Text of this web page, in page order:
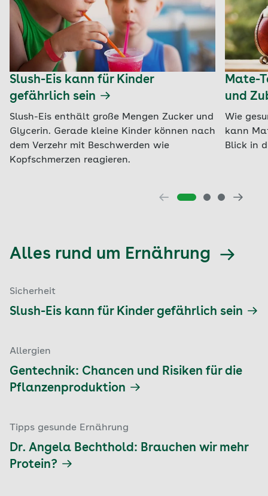
Slush-Eis kann für Kinder
gefährlich sein
Slush-Eis enthält große Mengen Zucker und
Glycerin. Gerade kleine Kinder können nach
dem Verzehr mit Beschwerden wie
Kopfschmerzen reagieren.
Mate-
und
Wie
kann
Blick in
Alles rund um Ernährung
Sicherheit
Slush-Eis kann für Kinder gefährlich sein
Allergien
Gentechnik: Chancen und Risiken für die
Pflanzenproduktion
Tipps gesunde Ernährung
Dr. Angela Bechthold: Brauchen wir mehr
Protein?